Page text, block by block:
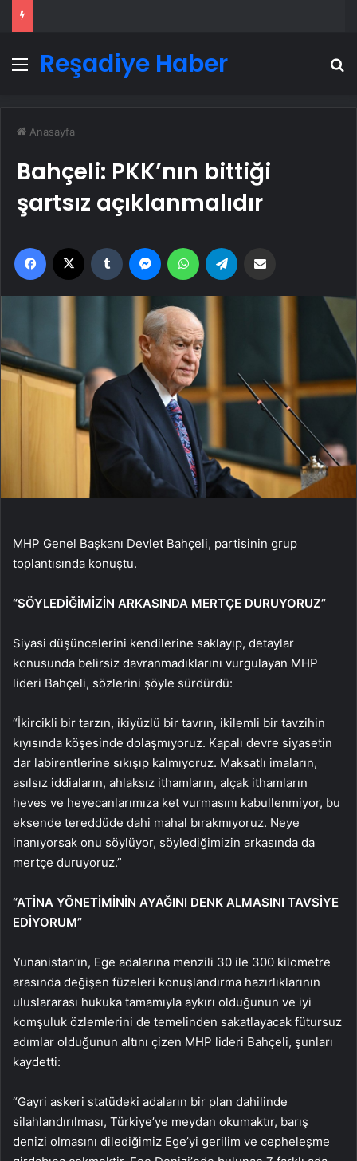
Menü
Reşadiye Haber
Anasayfa
Bahçeli: PKK’nın bittiği
şartsız açıklanmalıdır
Facebook Tumblr MessengerWhatsApp
MHP Genel Başkanı Devlet Bahçeli, partisinin grup
toplantısında konuştu.
“SÖYLEDİĞİMİZİN ARKASINDA MERTÇE DURUYORUZ”
Siyasi düşüncelerini kendilerine saklayıp, detaylar
konusunda belirsiz davranmadıklarını vurgulayan MHP
lideri Bahçeli, sözlerini şöyle sürdürdü:
“İkircikli bir tarzın, ikiyüzlü bir tavrın, ikilemli bir tavzihin
kıyısında köşesinde dolaşmıyoruz. Kapalı devre siyasetin
dar labirentlerine sıkışıp kalmıyoruz. Maksatlı imaların,
asılsız iddiaların, ahlaksız ithamların, alçak ithamların
heves ve heyecanlarımıza ket vurmasını kabullenmiyor, bu
eksende tereddüde dahi mahal bırakmıyoruz. Neye
inanıyorsak onu söylüyor, söylediğimizin arkasında da
mertçe duruyoruz.”
“ATİNA YÖNETİMİNİN AYAĞINI DENK ALMASINI TAVSİYE
EDİYORUM”
Yunanistan’ın, Ege adalarına menzili 30 ile 300 kilometre
arasında değişen füzeleri konuşlandırma hazırlıklarının
uluslararası hukuka tamamıyla aykırı olduğunun ve iyi
komşuluk özlemlerini de temelinden sakatlayacak fütursuz
adımlar olduğunun altını çizen MHP lideri Bahçeli, şunları
kaydetti:
“Gayri askeri statüdeki adaların bir plan dahilinde
silahlandırılması, Türkiye’ye meydan okumaktır, barış
denizi olmasını dilediğimiz Ege’yi gerilim ve cepheleşme